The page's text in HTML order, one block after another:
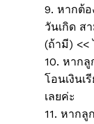
9. หากต้อ
วันเกิด ส
(ถ้ามี) <<
10. หาก
โอนเงินเ
เลยค่ะ
11. หาก